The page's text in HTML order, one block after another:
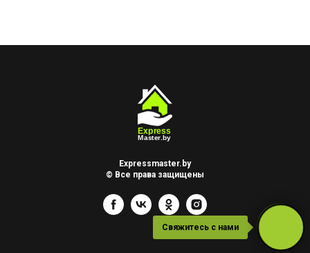
Свяжитесь с нами
Expressmaster.by
© Все права защищены